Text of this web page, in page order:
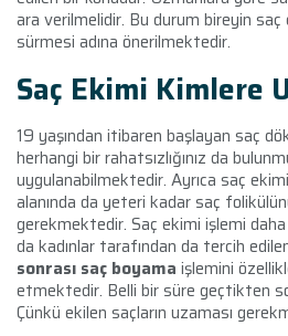
ara verilmelidir. Bu durum bireyin
sürmesi adına önerilmektedir.
Saç Ekimi Kimlere
19 yaşından itibaren başlayan saç
herhangi bir rahatsızlığınız da
uygulanabilmektedir. Ayrıca saç
alanında da yeteri kadar saç
gerekmektedir. Saç ekimi işlemi
da kadınlar tarafından da tercih
sonrası saç boyama işlemini
etmektedir. Belli bir süre geçtikten
Çünkü ekilen saçların uzaması